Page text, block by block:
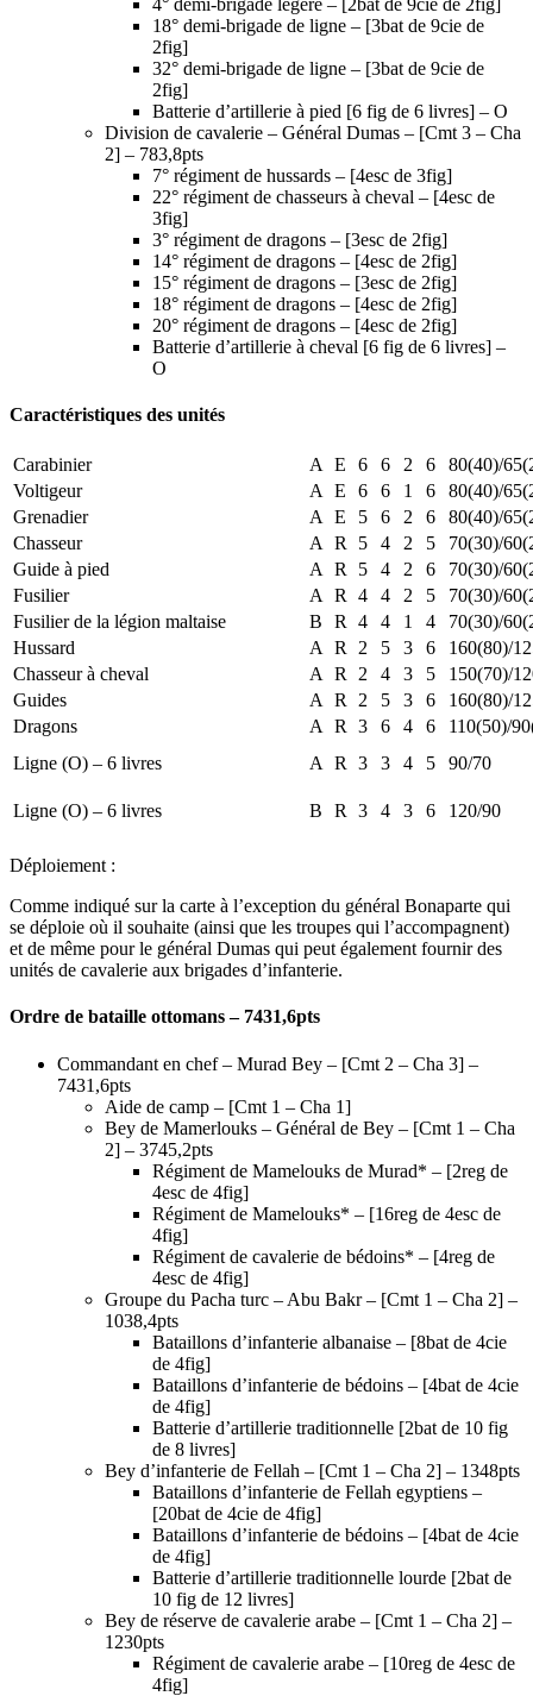
18° demi-brigade de ligne – [3bat de 9cie de
2fig]
32° demi-brigade de ligne – [3bat de 9cie de
2fig]
Batterie d’artillerie à pied [6 fig de 6 livres] – O
Division de cavalerie – Général Dumas – [Cmt 3 – Cha
2] – 783,8pts
7° régiment de hussards – [4esc de 3fig]
22° régiment de chasseurs à cheval – [4esc de
3fig]
3° régiment de dragons – [3esc de 2fig]
14° régiment de dragons – [4esc de 2fig]
15° régiment de dragons – [3esc de 2fig]
18° régiment de dragons – [4esc de 2fig]
20° régiment de dragons – [4esc de 2fig]
Batterie d’artillerie à cheval [6 fig de 6 livres] –
O
Caractéristiques des unités
Carabinier A E 6 6 2 6
80(40)/
Voltigeur
A E 6 6 1 6
80(40)/
Grenadier
A E 5 6 2 6
80(40)/
Chasseur
A R 5 4 2 5
70(30)/
Guide à pied
A R 5 4 2 6
70(30)/
Fusilier
A R 4 4 2 5
70(30)/
Fusilier de la légion maltaise
B R 4 4 1 4
70(30)/
Hussard
A R 2 5 3 6
160(80)/
Chasseur à cheval
A R 2 4 3 5
150(70)/
Guides
A R 2 5 3 6
160(80)/
Dragons
A R 3 6 4 6
110(50)/
Ligne (O) – 6 livres
A R 3 3 4 5 90/70
Ligne (O) – 6 livres B R 3 4 3 6 120/90
Déploiement :
Comme indiqué sur la carte à l’exception du général Bonaparte qui
se déploie où il souhaite (ainsi que les troupes qui l’accompagnent)
et de même pour le général Dumas qui peut également fournir des
unités de cavalerie aux brigades d’infanterie.
Ordre de bataille ottomans – 7431,6pts
Commandant en chef – Murad Bey – [Cmt 2 – Cha 3] –
7431,6pts
Aide de camp – [Cmt 1 – Cha 1]
Bey de Mamerlouks – Général de Bey – [Cmt 1 – Cha
2] – 3745,2pts
Régiment de Mamelouks de Murad* – [2reg de
4esc de 4fig]
Régiment de Mamelouks* – [16reg de 4esc de
4fig]
Régiment de cavalerie de bédoins* – [4reg de
4esc de 4fig]
Groupe du Pacha turc – Abu Bakr – [Cmt 1 – Cha 2] –
1038,4pts
Bataillons d’infanterie albanaise – [8bat de 4cie
de 4fig]
Bataillons d’infanterie de bédoins – [4bat de 4cie
de 4fig]
Batterie d’artillerie traditionnelle [2bat de 10 fig
de 8 livres]
Bey d’infanterie de Fellah – [Cmt 1 – Cha 2] – 1348pts
Bataillons d’infanterie de Fellah egyptiens –
[20bat de 4cie de 4fig]
Bataillons d’infanterie de bédoins – [4bat de 4cie
de 4fig]
Batterie d’artillerie traditionnelle lourde [2bat de
10 fig de 12 livres]
Bey de réserve de cavalerie arabe – [Cmt 1 – Cha 2] –
1230pts
Régiment de cavalerie arabe – [10reg de 4esc de
4fig]